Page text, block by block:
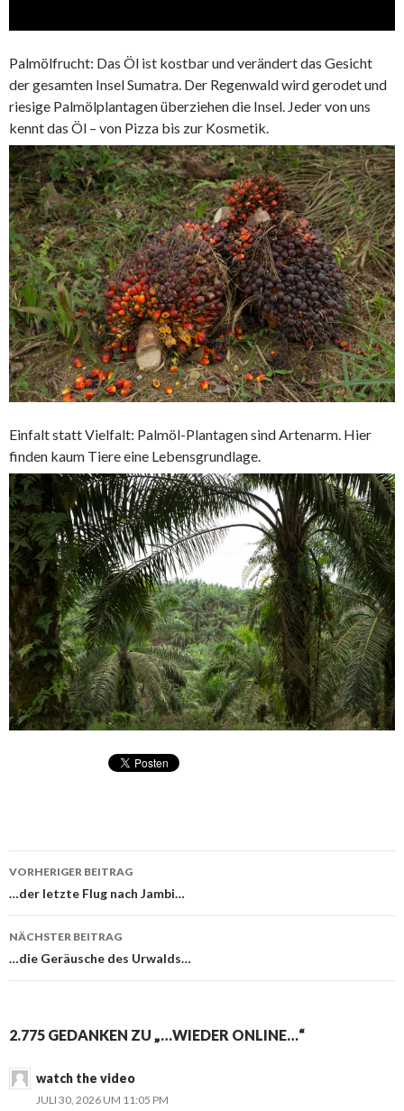
Palmölfrucht: Das Öl ist kostbar und verändert das Gesicht
der gesamten Insel Sumatra. Der Regenwald wird gerodet und
riesige Palmölplantagen überziehen die Insel. Jeder von uns
kennt das Öl – von Pizza bis zur Kosmetik.
Einfalt statt Vielfalt: Palmöl-Plantagen sind Artenarm. Hier
finden kaum Tiere eine Lebensgrundlage.
Beitragsnavigation
VORHERIGER BEITRAG
…der letzte Flug nach Jambi…
NÄCHSTER BEITRAG
…die Geräusche des Urwalds…
2.775 GEDANKEN ZU „…WIEDER ONLINE…“
watch the video
JULI 30, 2026 UM 11:05 PM